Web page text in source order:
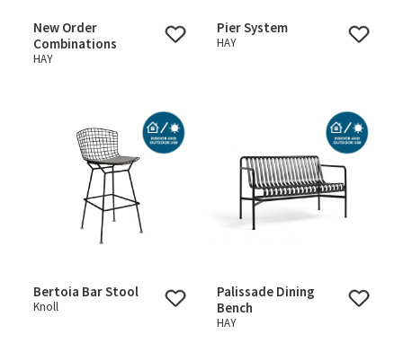
New Order
Combinations
HAY
Pier System
HAY
Bertoia Bar Stool
Knoll
Palissade Dining
Bench
HAY